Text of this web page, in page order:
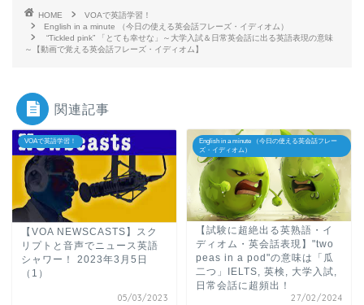
HOME
VOAで英語学習！
English in a minute （今日の使える英会話フレーズ・イディオム）
“Tickled pink” 「とても幸せな」～大学入試＆日常英会話に出る英語表現の意味
～【動画で覚える英会話フレーズ・イディオム】
関連記事
VOAで英語学習！
【VOA NEWSCASTS】スク
リプトと音声でニュース英語
シャワー！ 2023年3月5日
（1）
05/03/2023
English in a minute （今日の使える英会話フレー
ズ・イディオム）
【試験に超絶出る英熟語・イ
ディオム・英会話表現】"two
peas in a pod"の意味は「瓜
二つ」IELTS, 英検, 大学入試,
日常会話に超頻出！
27/02/2024